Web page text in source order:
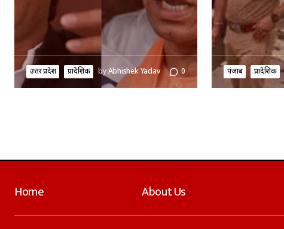
उत्तर प्रदेश प्रादेशिक byAbhishek Yadav 0 पंजाब प्रादेशिक
Home About Us